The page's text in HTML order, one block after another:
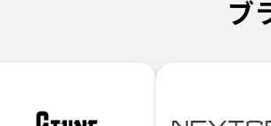
ブ